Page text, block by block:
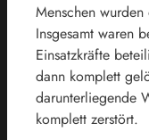
Menschen
Insgesamt waren
Einsatzkräfte
dann komplett
darunterliegende
komplett zerstört.